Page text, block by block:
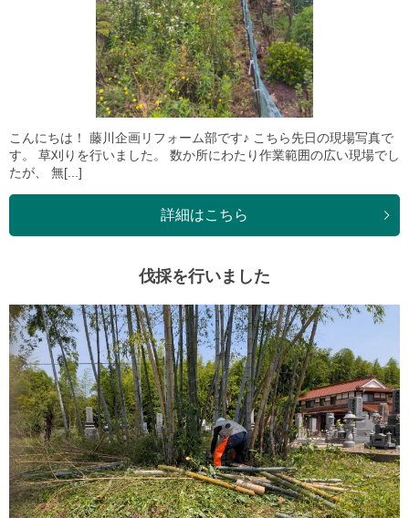
こんにちは！ 藤川企画リフォーム部です♪ こちら先日の現場写真で
す。 草刈りを行いました。 数か所にわたり作業範囲の広い現場でし
たが、 無[...]
詳細はこちら
伐採を行いました